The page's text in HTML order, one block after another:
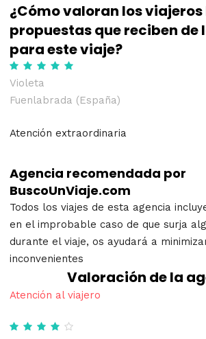
¿Cómo valoran los viajeros
propuestas que reciben de
para este viaje?
Violeta
Fuenlabrada (España)
Atención extraordinaria
Agencia recomendada por
BuscoUnViaje.com
Todos los viajes de esta agencia
en el improbable caso de que surja
durante el viaje, os ayudará a
inconvenientes
Valoración de la
Atención al viajero